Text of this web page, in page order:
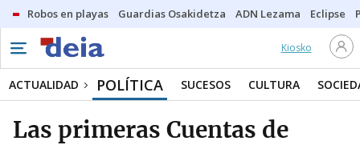
Robos en playas Guardias Osakidetza ADN Lezama Eclipse
Kiosko
ACTUALIDAD POLÍTICA SUCESOS CULTURA
Las primeras Cuentas de